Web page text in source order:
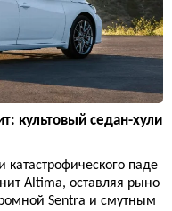
культовый седан-хули
паде
Altima, оставляя рыно
Sentra и смутным